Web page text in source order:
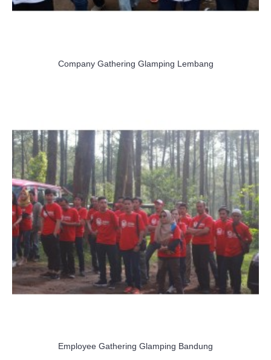
Company Gathering Glamping Lembang
Employee Gathering Glamping Bandung